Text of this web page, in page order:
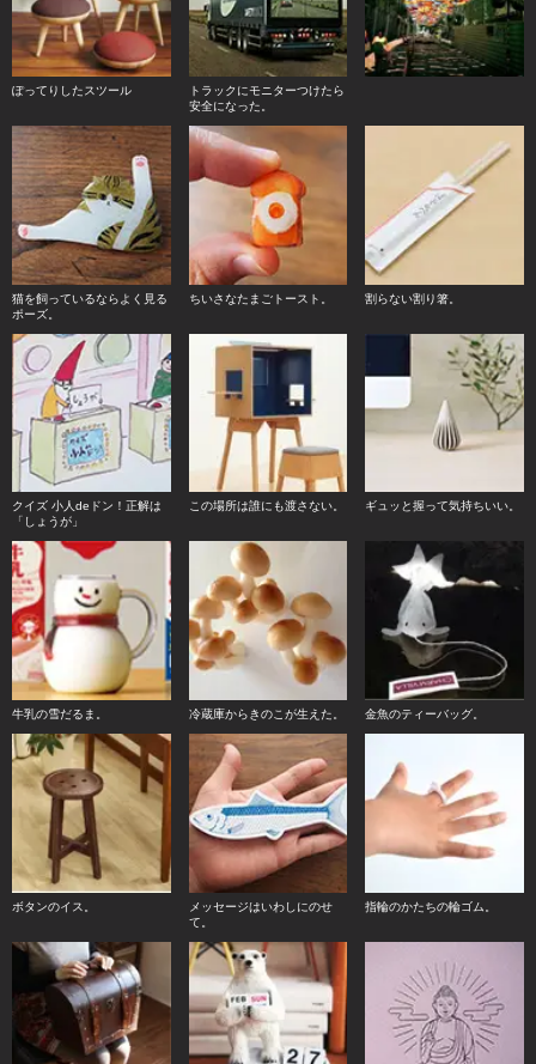
ぽってりしたスツール
トラックにモニターつけたら
安全になった。
猫を飼っているならよく見る
ポーズ。
ちいさなたまごトースト。 割らない割り箸。
クイズ 小人deドン！正解は
「しょうが」
この場所は誰にも渡さない。 ギュッと握って気持ちいい。
牛乳の雪だるま。 冷蔵庫からきのこが生えた。 金魚のティーバッグ。
ボタンのイス。
メッセージはいわしにのせ
て。
指輪のかたちの輪ゴム。